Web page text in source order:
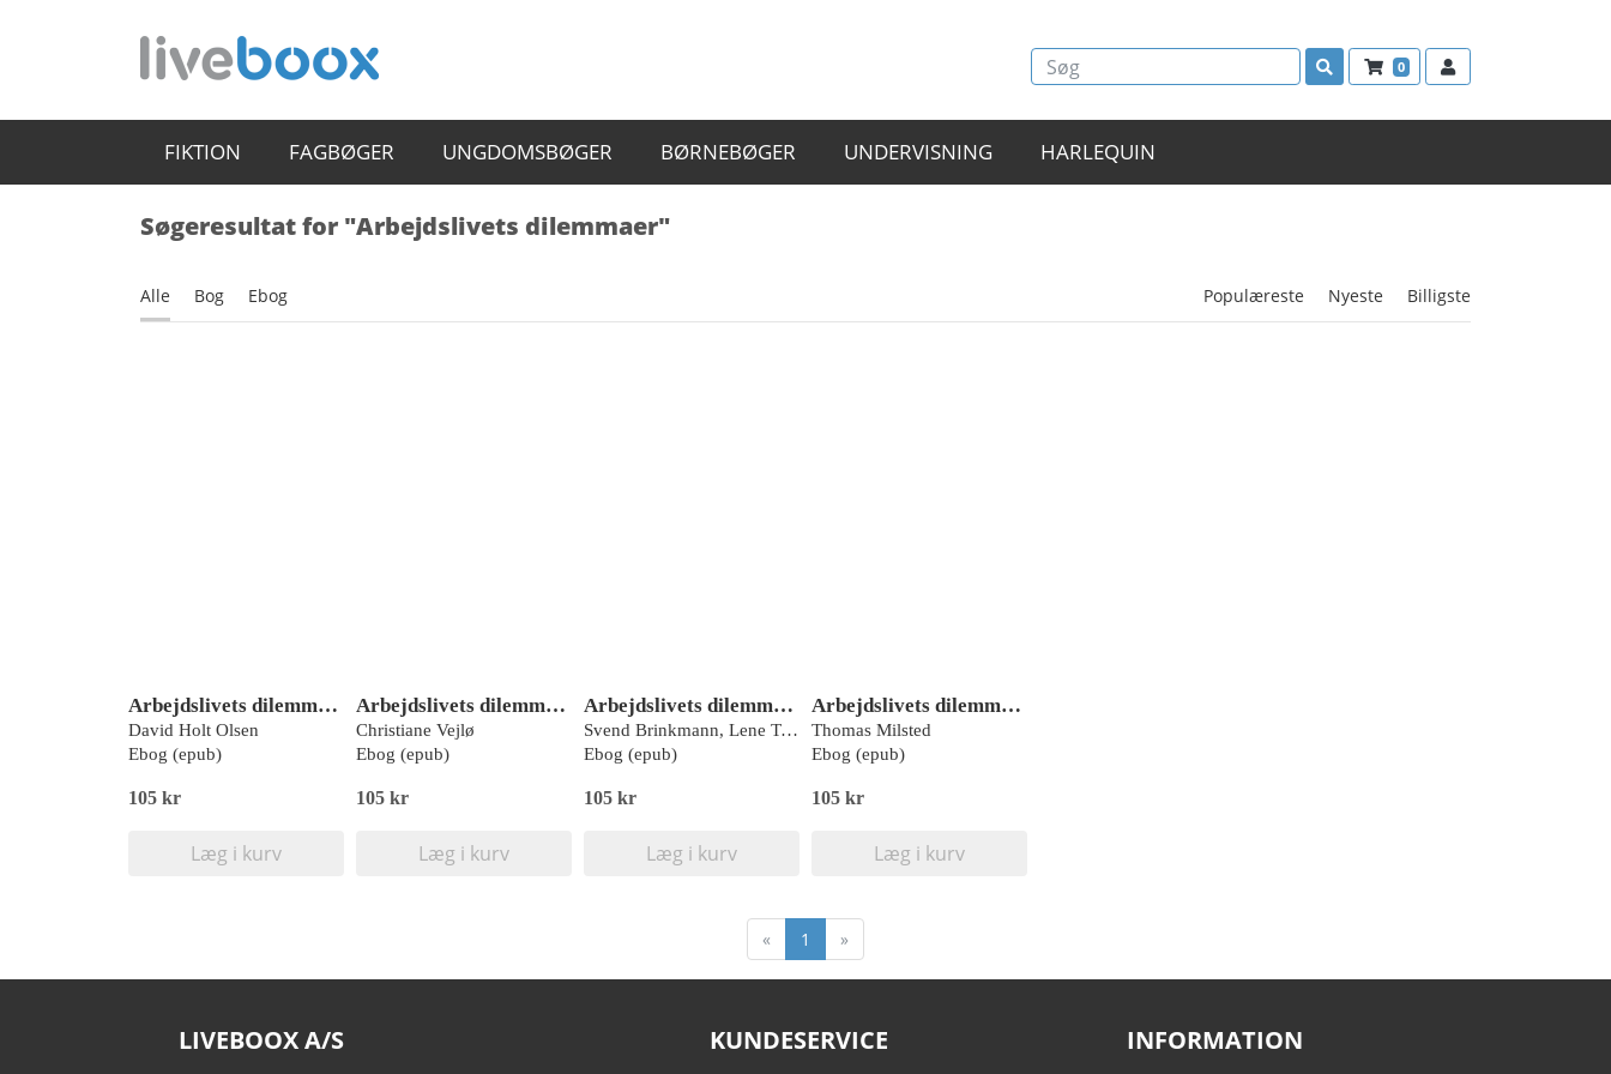
0
FIKTION FAGBØGER UNGDOMSBØGER BØRNEBØGER UNDERVISNING HARLEQUIN
Søgeresultat for "Arbejdslivets dilemmaer"
Alle Bog Ebog Populæreste Nyeste Billigste
Arbejdslivets dilemmaer - MENING
David Holt Olsen
Ebog (epub)
105 kr
Læg i kurv
Arbejdslivets dilemmaer – AI
Christiane Vejlø
Ebog (epub)
105 kr
Læg i kurv
Arbejdslivets dilemmaer
Svend Brinkmann, Lene Tanggaard, Joel Haviv
Ebog (epub)
105 kr
Læg i kurv
Arbejdslivets dilemmaer – STRESS
Thomas Milsted
Ebog (epub)
105 kr
Læg i kurv
« 1 »
LIVEBOOX A/S KUNDESERVICE INFORMATION